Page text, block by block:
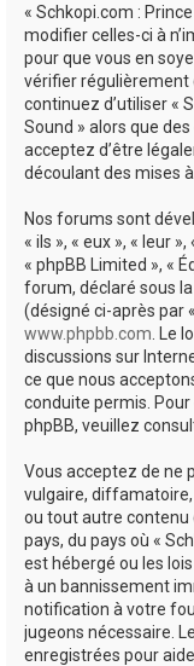
« Schkopi.com :
modifier celles-ci à
pour que vous en
vérifier régulièrement
continuez d’utiliser «
Sound » alors que
acceptez d’être
découlant des mises
Nos forums sont
« ils », « eux », « leur
« phpBB Limited », «
forum, déclaré sous la
(désigné ci-après par
www.phpbb.com . Le
discussions sur
ce que nous
conduite permis.
phpBB, veuillez
Vous acceptez de ne
vulgaire,
ou tout autre contenu
pays, du pays où «
est hébergé ou les
à un bannissement
notification à votre
jugeons nécessaire.
enregistrées pour